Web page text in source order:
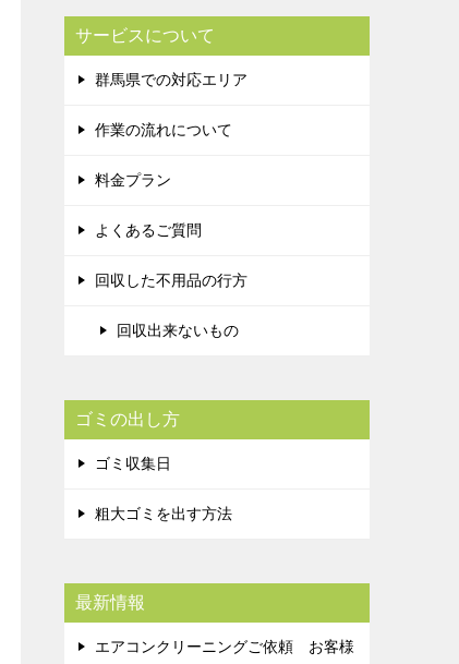
サービスについて
群馬県での対応エリア
作業の流れについて
料金プラン
よくあるご質問
回収した不用品の行方
回収出来ないもの
ゴミの出し方
ゴミ収集日
粗大ゴミを出す方法
最新情報
エアコンクリーニングご依頼 お客様